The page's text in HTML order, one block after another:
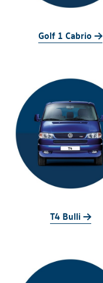
Golf 1 Cabrio ->
T4 Bulli ->